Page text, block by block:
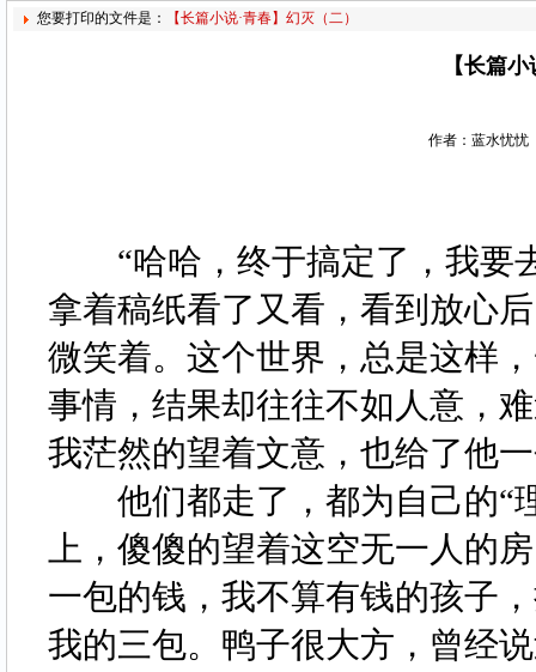
您要打印的文件是： 【长篇小说·青春】幻灭（二）
【长篇
作者：蓝水忧
“哈哈，终于搞定了，我要
拿着稿纸看了又看，看到放心
微笑着。这个世界，总是这样
事情，结果却往往不如人意，
我茫然的望着文意，也给了他
他们都走了，都为自己的“
上，傻傻的望着这空无一人的
一包的钱，我不算有钱的孩子
我的三包。鸭子很大方，曾经